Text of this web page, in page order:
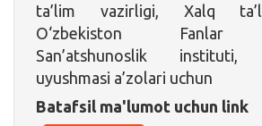
ta’lim vazirligi, Xalq
O‘zbekiston Fanlar
San’atshunoslik instituti,
uyushmasi a’zolari uchun
Batafsil ma'lumot uchun link